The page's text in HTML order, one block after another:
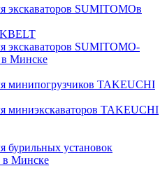
экскаваторов SUMITOMOв
экскаваторов SUMITOMO-
Минске
минипогрузчиков TAKEUCHI
миниэкскаваторов TAKEUCHI
бурильных установок
Минске